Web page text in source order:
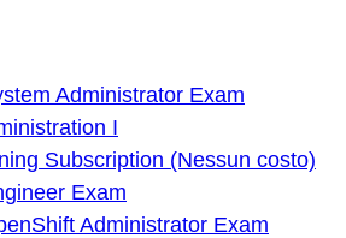
Administrator Exam
I
Subscription (Nessun costo)
Exam
Administrator Exam